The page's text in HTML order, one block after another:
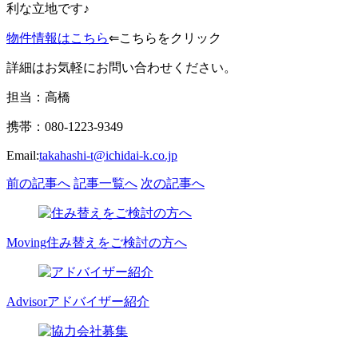
利な立地です♪
物件情報はこちら⇐こちらをクリック
詳細はお気軽にお問い合わせください。
担当：高橋
携帯：080-1223-9349
Email:takahashi-t@ichidai-k.co.jp
前の記事へ 記事一覧へ 次の記事へ
Moving住み替えをご検討の方へ
Advisorアドバイザー紹介